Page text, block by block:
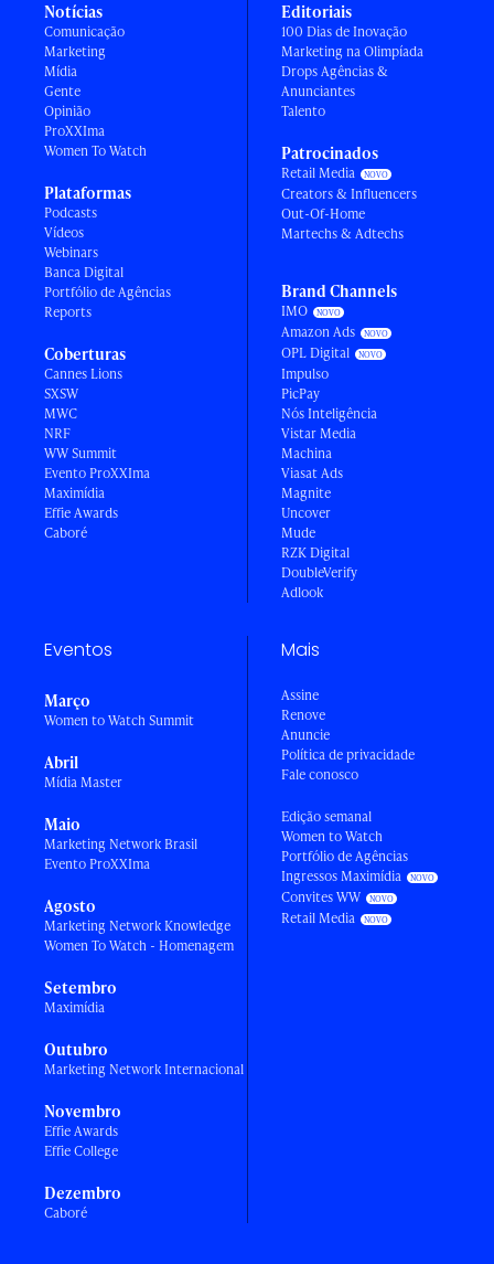
Notícias
Comunicação
Marketing
Mídia
Gente
Opinião
ProXXIma
Women To Watch
Plataformas
Podcasts
Vídeos
Webinars
Banca Digital
Portfólio de Agências
Reports
Coberturas
Cannes Lions
SXSW
MWC
NRF
WW Summit
Evento ProXXIma
Maximídia
Effie Awards
Caboré
Editoriais
100 Dias de Inovação
Marketing na Olimpíada
Drops Agências &
Anunciantes
Talento
Patrocinados
Retail Media
Creators & Influencers
Out-Of-Home
Martechs & Adtechs
Brand Channels
IMO
Amazon Ads
OPL Digital
Impulso
PicPay
Nós Inteligência
Vistar Media
Machina
Viasat Ads
Magnite
Uncover
Mude
RZK Digital
DoubleVerify
Adlook
Eventos
Março
Women to Watch Summit
Abril
Mídia Master
Maio
Marketing Network Brasil
Evento ProXXIma
Agosto
Marketing Network Knowledge
Women To Watch - Homenagem
Setembro
Maximídia
Outubro
Marketing Network Internacional
Novembro
Effie Awards
Effie College
Dezembro
Caboré
Mais
Assine
Renove
Anuncie
Política de privacidade
Fale conosco
Edição semanal
Women to Watch
Portfólio de Agências
Ingressos Maximídia
Convites WW
Retail Media